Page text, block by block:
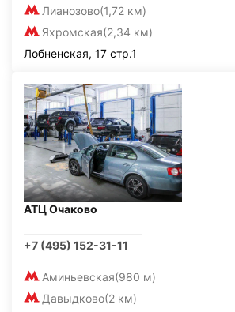
Лианозово(1,72 км)
Яхромская(2,34 км)
Лобненская, 17 стр.1
АТЦ Очаково
+7 (495) 152-31-11
Аминьевская(980 м)
Давыдково(2 км)